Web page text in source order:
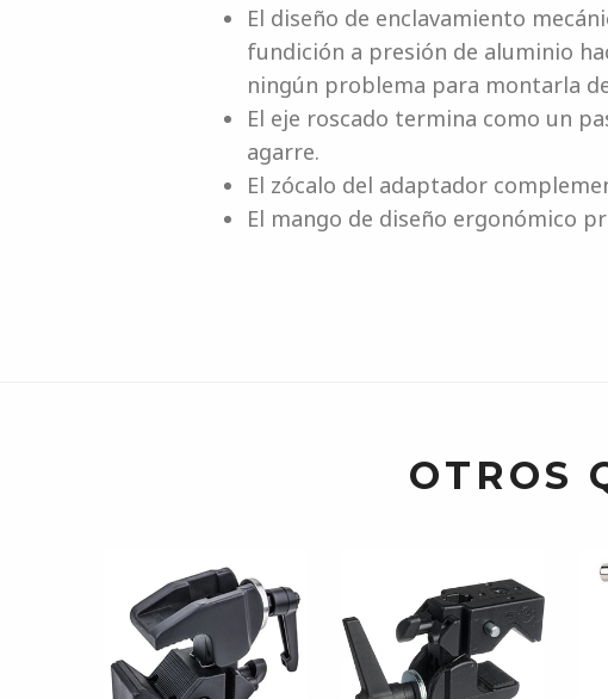
El diseño de enclavamiento
fundición a presión de aluminio
ningún problema para montarla
El eje roscado termina como un
agarre.
El zócalo del adaptador
El mango de diseño ergonómico
OTROS